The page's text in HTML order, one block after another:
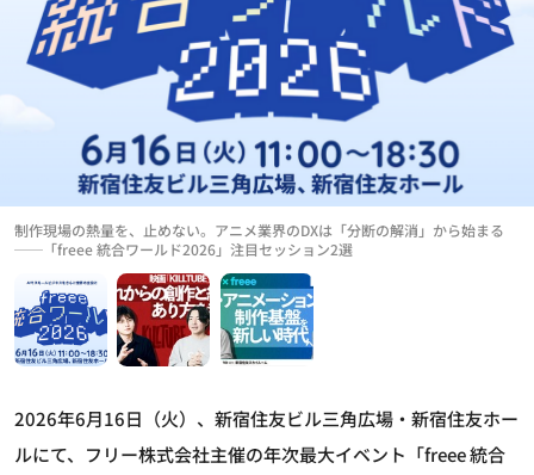
制作現場の熱量を、止めない。アニメ業界のDXは「分断の解消」から始まる
──「freee 統合ワールド2026」注目セッション2選
2026年6月16日（火）、新宿住友ビル三角広場・新宿住友ホー
ルにて、フリー株式会社主催の年次最大イベント「freee 統合